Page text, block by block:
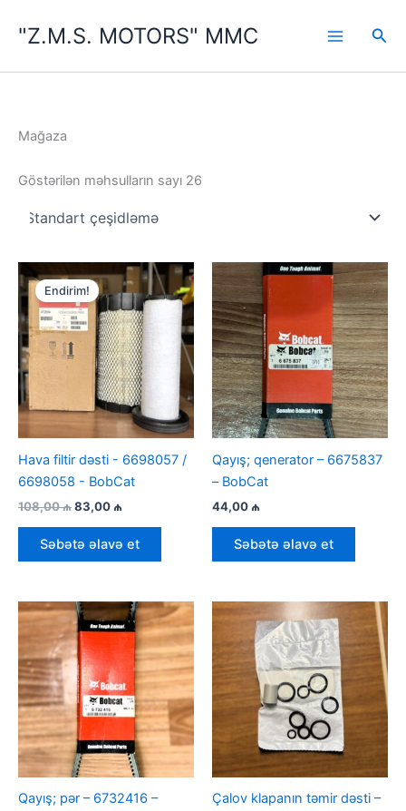
keçin"Z.M.S. MOTORS" MMC
Mağaza
Göstərilən məhsulların sayı 26
Endirim!
Hava filtir dəsti - 6698057 /
6698058 - BobCat
108,00₼İlkin
108,00 ₼.
83,00₼Cari
83,00 ₼.
Səbətə əlavə et
Qayış; qenerator – 6675837
– BobCat
44,00₼
Səbətə əlavə et
Qayış; pər – 6732416 –
Çalov klapanın təmir dəsti –